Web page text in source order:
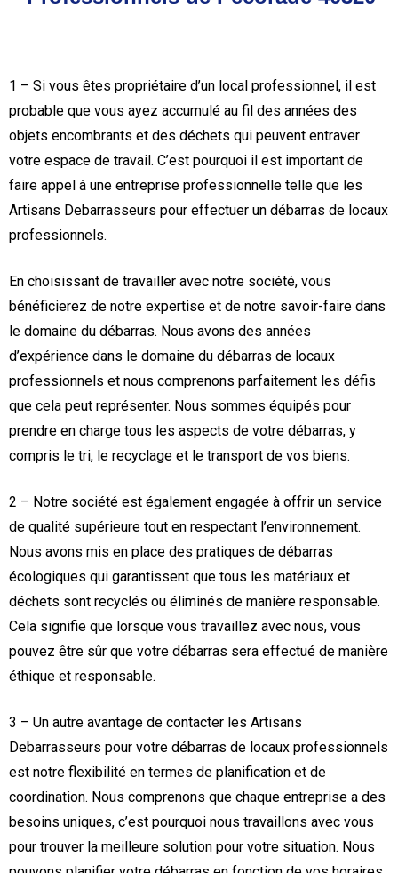
1 – Si vous êtes propriétaire d’un local professionnel, il est
probable que vous ayez accumulé au fil des années des
objets encombrants et des déchets qui peuvent entraver
votre espace de travail. C’est pourquoi il est important de
faire appel à une entreprise professionnelle telle que les
Artisans Debarrasseurs pour effectuer un débarras de locaux
professionnels.
En choisissant de travailler avec notre société, vous
bénéficierez de notre expertise et de notre savoir-faire dans
le domaine du débarras. Nous avons des années
d’expérience dans le domaine du débarras de locaux
professionnels et nous comprenons parfaitement les défis
que cela peut représenter. Nous sommes équipés pour
prendre en charge tous les aspects de votre débarras, y
compris le tri, le recyclage et le transport de vos biens.
2 – Notre société est également engagée à offrir un service
de qualité supérieure tout en respectant l’environnement.
Nous avons mis en place des pratiques de débarras
écologiques qui garantissent que tous les matériaux et
déchets sont recyclés ou éliminés de manière responsable.
Cela signifie que lorsque vous travaillez avec nous, vous
pouvez être sûr que votre débarras sera effectué de manière
éthique et responsable.
3 – Un autre avantage de contacter les Artisans
Debarrasseurs pour votre débarras de locaux professionnels
est notre flexibilité en termes de planification et de
coordination. Nous comprenons que chaque entreprise a des
besoins uniques, c’est pourquoi nous travaillons avec vous
pour trouver la meilleure solution pour votre situation. Nous